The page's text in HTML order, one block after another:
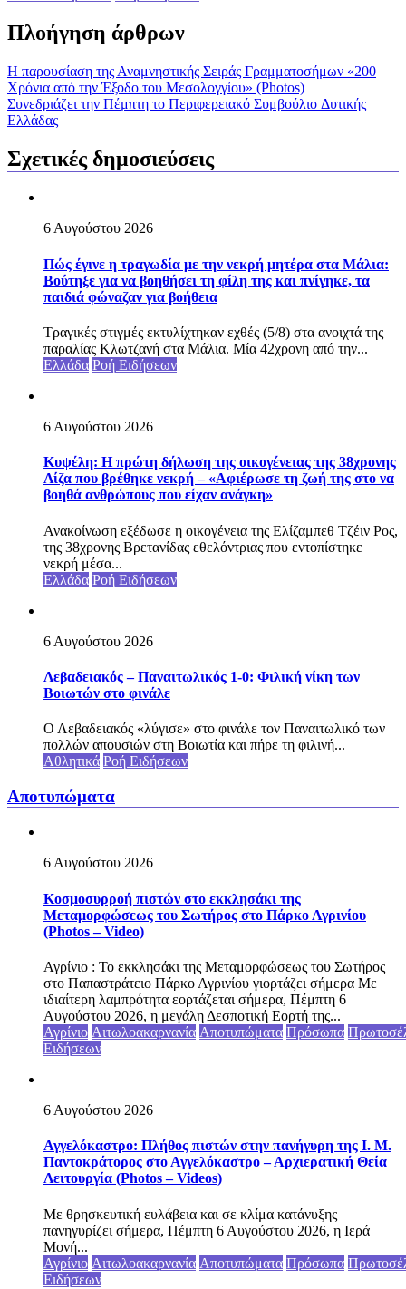
Πλοήγηση άρθρων
Η παρουσίαση της Αναμνηστικής Σειράς Γραμματοσήμων «200
Χρόνια από την Έξοδο του Μεσολογγίου» (Photos)
Συνεδριάζει την Πέμπτη το Περιφερειακό Συμβούλιο Δυτικής
Ελλάδας
Σχετικές δημοσιεύσεις
6 Αυγούστου 2026
Πώς έγινε η τραγωδία με την νεκρή μητέρα στα Μάλια:
Βούτηξε για να βοηθήσει τη φίλη της και πνίγηκε, τα
παιδιά φώναζαν για βοήθεια
Τραγικές στιγμές εκτυλίχτηκαν εχθές (5/8) στα ανοιχτά της
παραλίας Κλωτζανή στα Μάλια. Μία 42χρονη από την...
Ελλάδα Ροή Ειδήσεων
6 Αυγούστου 2026
Κυψέλη: Η πρώτη δήλωση της οικογένειας της 38χρονης
Λίζα που βρέθηκε νεκρή – «Αφιέρωσε τη ζωή της στο να
βοηθά ανθρώπους που είχαν ανάγκη»
Ανακοίνωση εξέδωσε η οικογένεια της Ελίζαμπεθ Τζέιν Ρος,
της 38χρονης Βρετανίδας εθελόντριας που εντοπίστηκε
νεκρή μέσα...
Ελλάδα Ροή Ειδήσεων
6 Αυγούστου 2026
Λεβαδειακός – Παναιτωλικός 1-0: Φιλική νίκη των
Βοιωτών στο φινάλε
Ο Λεβαδειακός «λύγισε» στο φινάλε τον Παναιτωλικό των
πολλών απουσιών στη Βοιωτία και πήρε τη φιλινή...
Αθλητικά Ροή Ειδήσεων
Αποτυπώματα
6 Αυγούστου 2026
Κοσμοσυρροή πιστών στο εκκλησάκι της
Μεταμορφώσεως του Σωτήρος στο Πάρκο Αγρινίου
(Photos – Video)
Αγρίνιο : Το εκκλησάκι της Μεταμορφώσεως του Σωτήρος
στο Παπαστράτειο Πάρκο Αγρινίου γιορτάζει σήμερα Με
ιδιαίτερη λαμπρότητα εορτάζεται σήμερα, Πέμπτη 6
Αυγούστου 2026, η μεγάλη Δεσποτική Εορτή της...
Αγρίνιο Αιτωλοακαρνανία Αποτυπώματα Πρόσωπα
Ειδήσεων
6 Αυγούστου 2026
Αγγελόκαστρο: Πλήθος πιστών στην πανήγυρη της Ι. Μ.
Παντοκράτορος στο Αγγελόκαστρο – Αρχιερατική Θεία
Λειτουργία (Photos – Videos)
Με θρησκευτική ευλάβεια και σε κλίμα κατάνυξης
πανηγυρίζει σήμερα, Πέμπτη 6 Αυγούστου 2026, η Ιερά
Μονή...
Αγρίνιο Αιτωλοακαρνανία Αποτυπώματα Πρόσωπα
Ειδήσεων